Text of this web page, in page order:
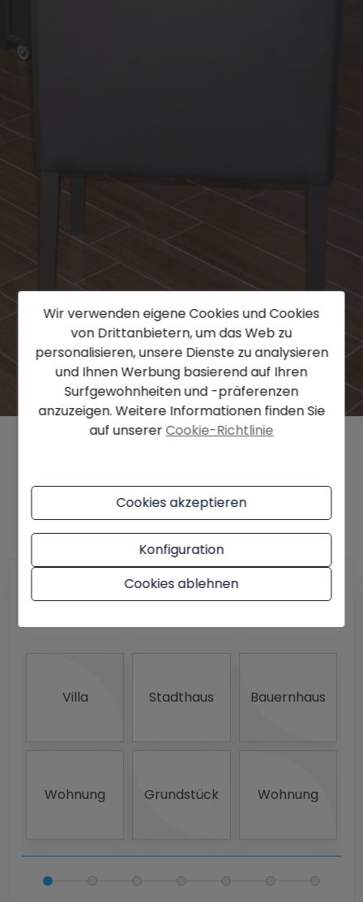
Immobilie
Villa Stadthaus Bauernhaus
Wohnung Grundstück Wohnung
Wir verwenden eigene Cookies und Cookies
von Drittanbietern, um das Web zu
personalisieren, unsere Dienste zu analysieren
und Ihnen Werbung basierend auf Ihren
Surfgewohnheiten und -präferenzen
anzuzeigen. Weitere Informationen finden Sie
auf unsererCookie-Richtlinie
Cookies akzeptieren
Konfiguration
Cookies ablehnen